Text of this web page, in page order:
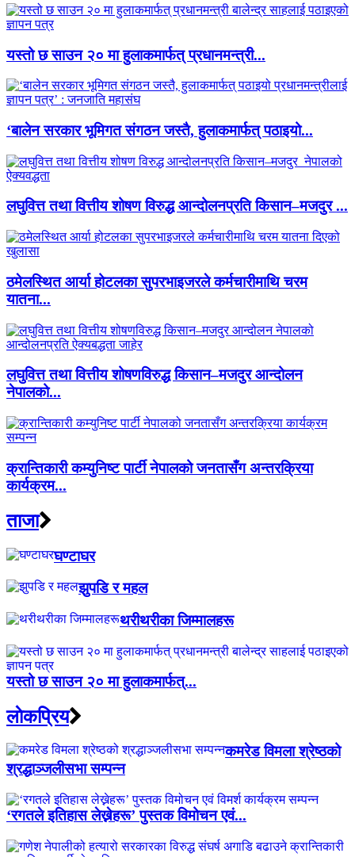
यस्तो छ साउन २० मा हुलाकमार्फत् प्रधानमन्त्री...
‘बालेन सरकार भूमिगत संगठन जस्तै, हुलाकमार्फत् पठाइयो...
लघुवित्त तथा वित्तीय शोषण विरुद्ध आन्दोलनप्रति किसान–मजदुर ...
ठमेलस्थित आर्या होटलका सुपरभाइजरले कर्मचारीमाथि चरम
यातना...
लघुवित्त तथा वित्तीय शोषणविरुद्ध किसान–मजदुर आन्दोलन
नेपालको...
क्रान्तिकारी कम्युनिष्ट पार्टी नेपालको जनतासँग अन्तरक्रिया
कार्यक्रम...
ताजा
घण्टाघर
झुपडि र महल
थरीथरीका जिम्मालहरू
यस्तो छ साउन २० मा हुलाकमार्फत्...
लाेकप्रिय
कमरेड विमला श्रेष्ठको
श्रद्धाञ्जलीसभा सम्पन्न
‘रगतले इतिहास लेख्नेहरू’ पुस्तक विमोचन एवं...